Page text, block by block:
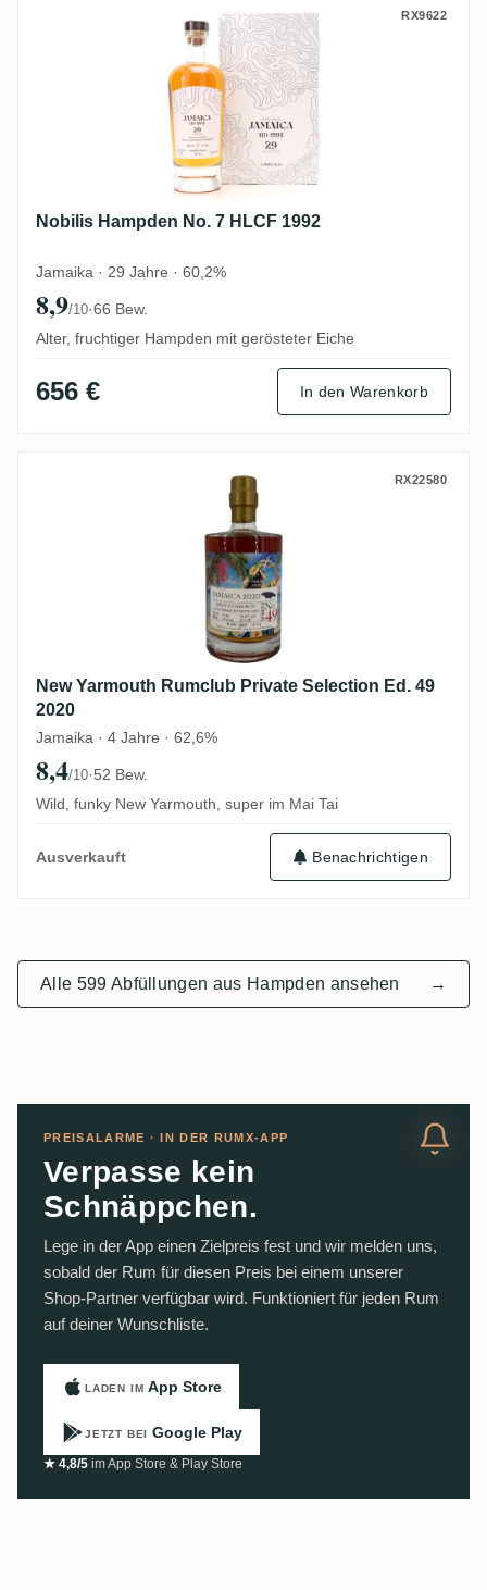
Nobilis Hampden No. 7 HLCF 1992 RX9622
Nobilis Hampden No. 7 HLCF 1992
Jamaika · 29 Jahre · 60,2%
8,9/10·66 Bew.
Alter, fruchtiger Hampden mit gerösteter Eiche
656 € In den Warenkorb
New Yarmouth Rumclub Private Selection
RX22580
New Yarmouth Rumclub Private Selection Ed. 49
2020
Jamaika · 4 Jahre · 62,6%
8,4/10·52 Bew.
Wild, funky New Yarmouth, super im Mai Tai
Ausverkauft Benachrichtigen
Alle 599 Abfüllungen aus Hampden ansehen →
PREISALARME · IN DER RUMX-APP
Verpasse kein
Schnäppchen.
Lege in der App einen Zielpreis fest und wir melden uns,
sobald der Rum für diesen Preis bei einem unserer
Shop-Partner verfügbar wird. Funktioniert für jeden Rum
auf deiner Wunschliste.
LADEN IM App Store
JETZT BEI Google Play
★ 4,8/5 im App Store & Play Store